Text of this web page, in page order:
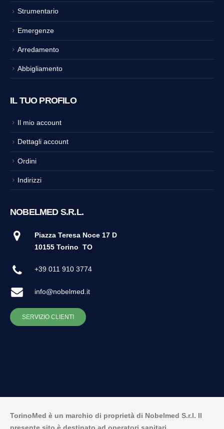
Strumentario
Emergenze
Arredamento
Abbigliamento
IL TUO PROFILO
Il mio account
Dettagli account
Ordini
Indirizzi
NOBELMED S.R.L.
Piazza Teresa Noce 17 D
10155 Torino TO
+39 011 910 3774
info@nobelmed.it
SERVIZIO CLIENTI
TorinoMed è un marchio di proprietà di Nobelmed S.r.l. Il